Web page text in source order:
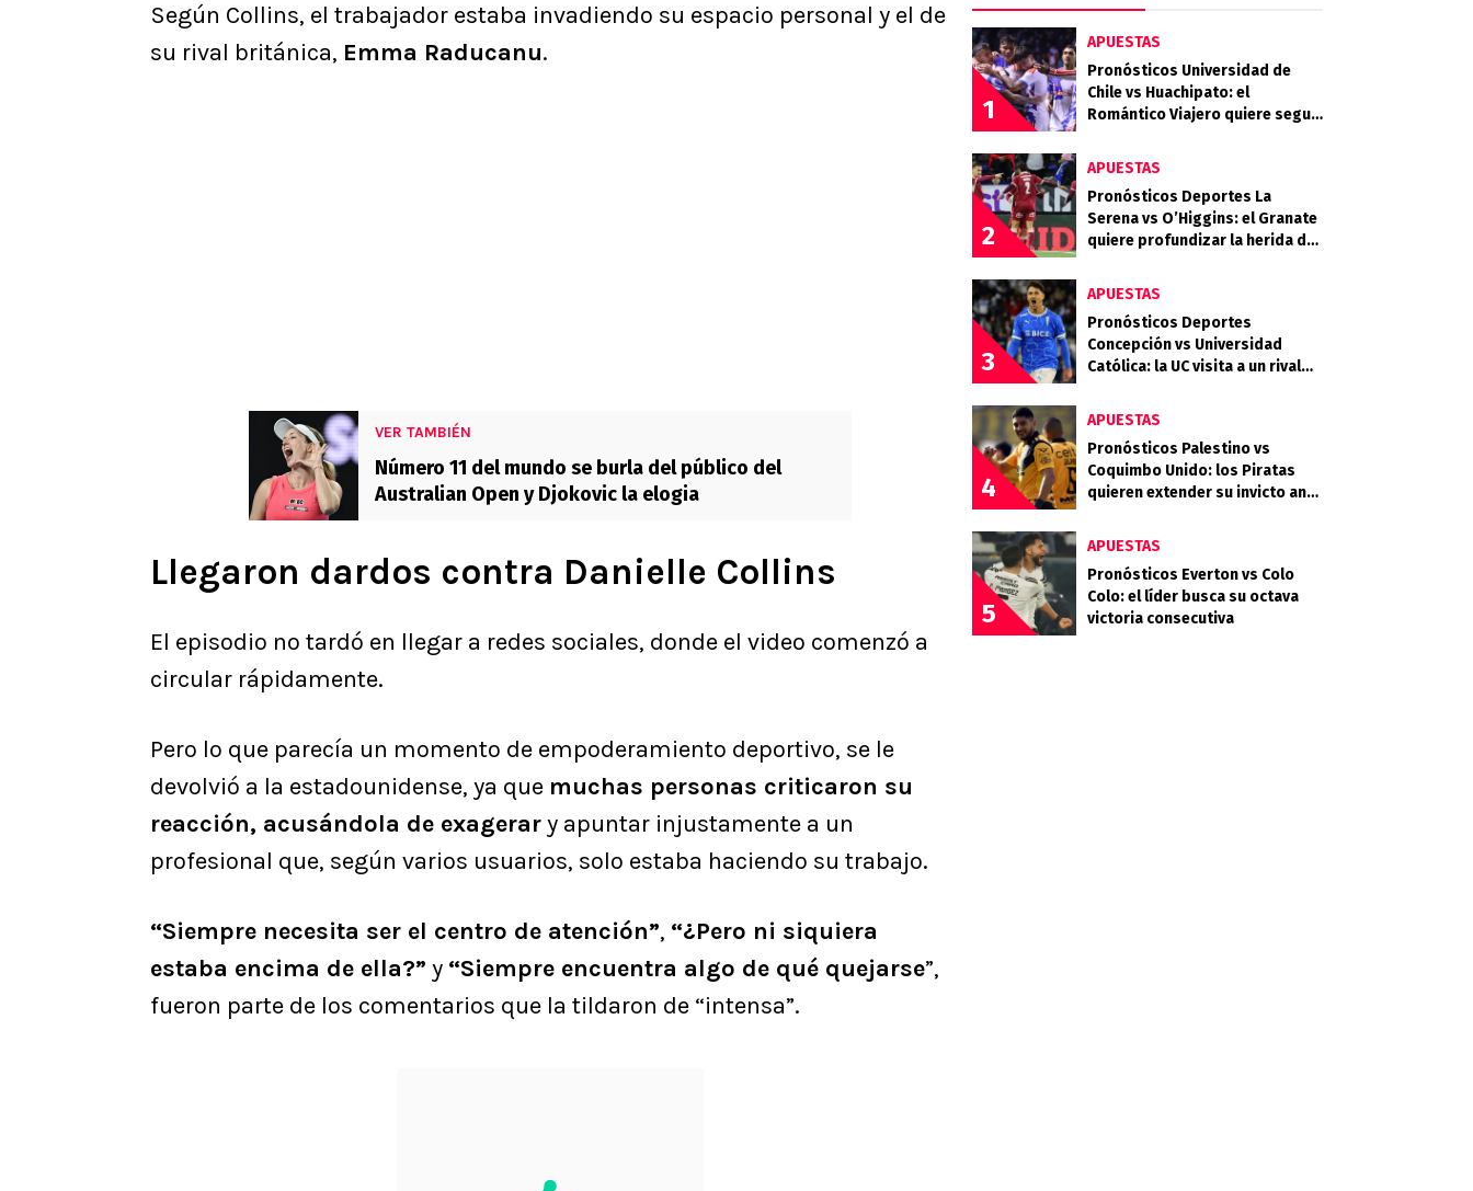
Según Collins, el trabajador estaba invadiendo su espacio personal y el de
su rival británica, Emma Raducanu.
VER TAMBIÉN
Número 11 del mundo se burla del público del
Australian Open y Djokovic la elogia
Llegaron dardos contra Danielle Collins
El episodio no tardó en llegar a redes sociales, donde el video comenzó a
circular rápidamente.
Pero lo que parecía un momento de empoderamiento deportivo, se le
devolvió a la estadounidense, ya que muchas personas criticaron su
reacción, acusándola de exagerary apuntar injustamente a un
profesional que, según varios usuarios, solo estaba haciendo su trabajo.
“Siempre necesita ser el centro de atención”, “¿Pero ni siquiera
estaba encima de ella?” y “Siempre encuentra algo de qué quejarse”,
fueron parte de los comentarios que la tildaron de “intensa”.
1
APUESTAS
Pronósticos Universidad de
Chile vs Huachipato: el
Romántico Viajero quiere seguir
2
APUESTAS
Pronósticos Deportes La
Serena vs O’Higgins: el Granate
quiere profundizar la herida del
3
APUESTAS
Pronósticos Deportes
Concepción vs Universidad
Católica: la UC visita a un rival
4
APUESTAS
Pronósticos Palestino vs
Coquimbo Unido: los Piratas
quieren extender su invicto ante
5
APUESTAS
Pronósticos Everton vs Colo
Colo: el líder busca su octava
victoria consecutiva